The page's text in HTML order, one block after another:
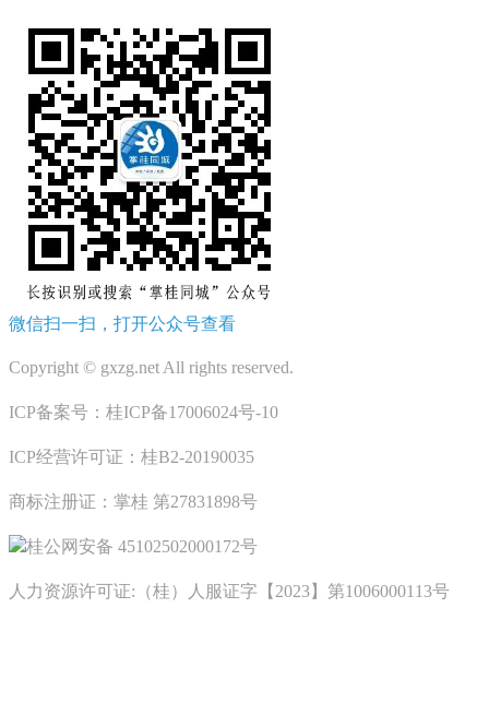
微信扫一扫，打开公众号查看
Copyright © gxzg.net All rights reserved.
ICP备案号：桂ICP备17006024号-10
ICP经营许可证：桂B2-20190035
商标注册证：掌桂 第27831898号
桂公网安备 45102502000172号
人力资源许可证:（桂）人服证字【2023】第1006000113号